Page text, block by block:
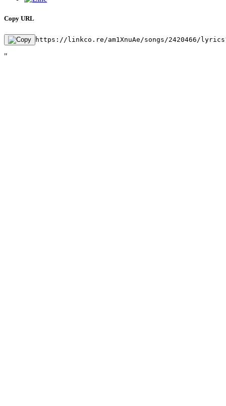
Copy URL
https://linkco.re/am1XnuAe/songs/2420466/
"